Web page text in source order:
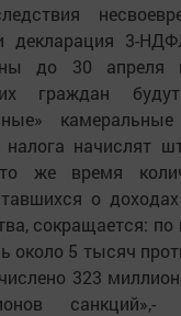
декларация 3-
до 30 апреля
граждан
начислят
же время
о
сокращается: по
около 5 тысяч
323
санкций»,-